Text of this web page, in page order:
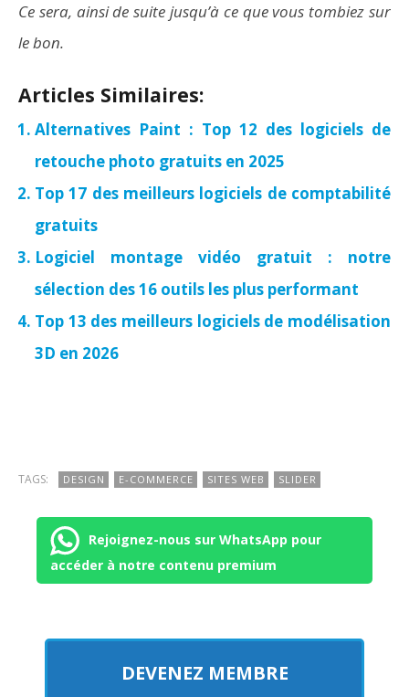
Ce sera, ainsi de suite jusqu’à ce que vous tombiez sur
le bon.
Articles Similaires:
Alternatives Paint : Top 12 des logiciels de
retouche photo gratuits en 2025
Top 17 des meilleurs logiciels de comptabilité
gratuits
Logiciel montage vidéo gratuit : notre
sélection des 16 outils les plus performant
Top 13 des meilleurs logiciels de modélisation
3D en 2026
TAGS: DESIGN E-COMMERCE SITES WEB SLIDER
Rejoignez-nous sur WhatsApp pour
accéder à notre contenu premium
DEVENEZ MEMBRE